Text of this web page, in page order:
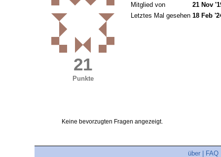
21
Punkte
Mitglied von
21 Nov
Letztes Mal gesehen 18 Feb
Keine bevorzugten Fragen angezeigt.
über FAQ